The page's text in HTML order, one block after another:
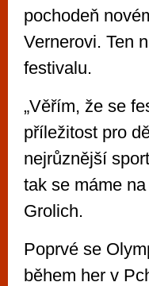
pochodeň
Vernerovi. Ten
festivalu.
„Věřím, že se
příležitost pro
nejrůznější
tak se máme
Grolich.
Poprvé se
během her v